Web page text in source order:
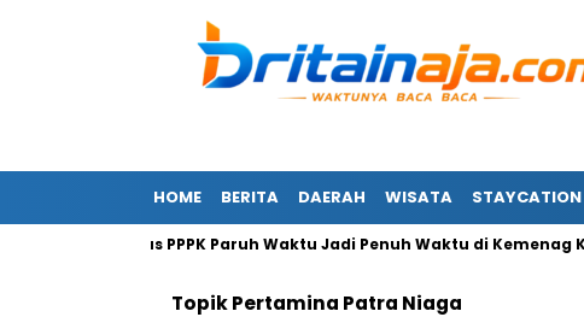
HOME BERITA DAERAH WISATA STAYCATION
Status PPPK Paruh Waktu Jadi Penuh Waktu di Kemenag
TopikPertamina Patra Niaga